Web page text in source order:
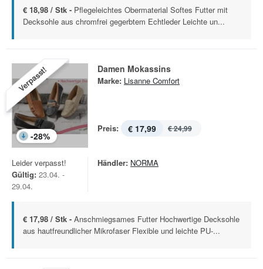
€ 18,98 / Stk - Pflegeleichtes Obermaterial Softes Futter mit
Decksohle aus chromfrei gegerbtem Echtleder Leichte un...
Verpasst!
-28%
Damen Mokassins
Marke: Lisanne Comfort
Preis: € 17,99 € 24,99
Leider verpasst!
Gültig: 23.04. -
29.04.
Händler: NORMA
€ 17,98 / Stk - Anschmiegsames Futter Hochwertige Decksohle
aus hautfreundlicher Mikrofaser Flexible und leichte PU-...